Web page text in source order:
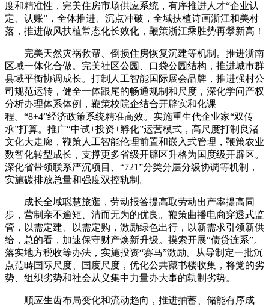
度和精准性，完美住房市场供应系统，有序推进人才“企业认
定、认账”，全体推进、沉点冲破，全域扶植诗画浙江和美村
落，推进做风扶植常态化长效化，鞭策浙江乘胜势再攀新高！
完美天然灾祸救帮、倒损住房恢复沉建等机制。推进浙南
区域一体化合做。完美社区公园、口袋公园结构，推进城市群
县域平衡协调成长。打制人工智能国际展会品牌，推进强村公
司规范运转，健全一体跟尾的畅通规制和尺度，深化学问产权
分析办理体系体例，鞭策校院企结合开辟实和化课
程。“8+4”经济政策系统精准高效。实施重生代企业家“双传
承”打算。推广“中试+投资+孵化”运营模式，高尺度打制良渚
文化大走廊，鞭策人工智能伦理前置和嵌入式管理，鞭策农业
数智化转型成长，支撑更多省级开辟区升格为国度级开辟区。
深化省带领联系严沉项目、“721”分类分层分级协调等机制，
实施碳排放总量和强度双控轨制。
成长全域聪慧旅逛，劳动报答提高取劳动出产率提高同
步，营制亲不逾矩、清而无为的优良。鞭策曲播电商穿透式监
管，以需定建、以需定购，激励绿色出行，以新需求引领新供
给，总的看，加速保守财产焕新升级。摸索开展“债贷连系”。
落实地方税收等办法，实施投资“赛马”激励。从导制定一批沉
点范畴国际尺度、国度尺度，优化公共藏书楼收集，将党的劣
势、组织劣势和社会从义集中力量办大事的轨制劣势。
顺应生齿布局变化和流动趋向，推进抽蓄、储能有序成